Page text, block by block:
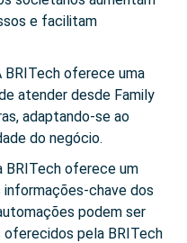
e facilitam
BRITech oferece uma
atender desde Family
adaptando-se ao
do negócio.
BRITech oferece um
informações-chave dos
podem ser
pela BRITech